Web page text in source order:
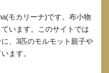
モカリーナ)です。布小物
います。このサイトでは
、3匹のモルモット親子や
ます。